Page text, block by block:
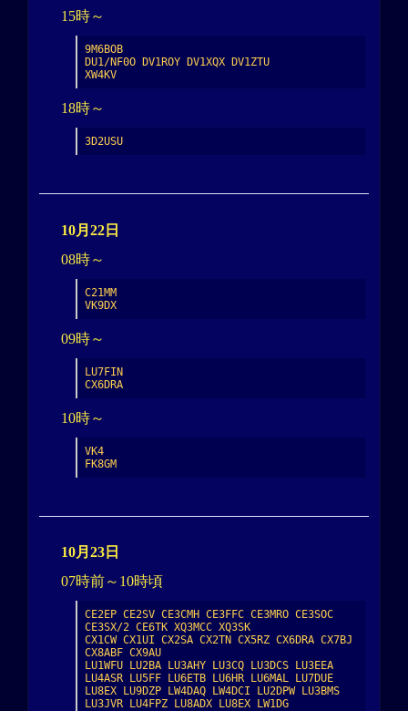
15時～
9M6BOB
DU1/NF0O DV1ROY DV1XQX DV1ZTU
XW4KV
18時～
3D2USU
10月22日
08時～
C21MM
VK9DX
09時～
LU7FIN
CX6DRA
10時～
VK4
FK8GM
10月23日
07時前～10時頃
CE2EP CE2SV CE3CMH CE3FFC CE3MRO CE3SOC
CE3SX/2 CE6TK XQ3MCC XQ3SK
CX1CW CX1UI CX2SA CX2TN CX5RZ CX6DRA CX7BJ
CX8ABF CX9AU
LU1WFU LU2BA LU3AHY LU3CQ LU3DCS LU3EEA
LU4ASR LU5FF LU6ETB LU6HR LU6MAL LU7DUE
LU8EX LU9DZP LW4DAQ LW4DCI LU2DPW LU3BMS
LU3JVR LU4FPZ LU8ADX LU8EX LW1DG